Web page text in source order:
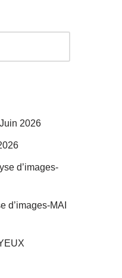
2026
d’images-
d’images-MAI